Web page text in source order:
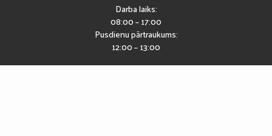
Darba laiks:
08:00 – 17:00
Pusdienu pārtraukums:
12:00 – 13:00